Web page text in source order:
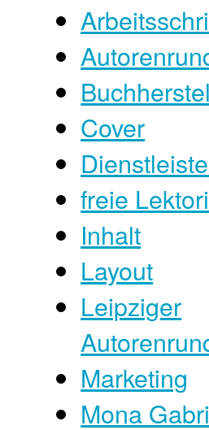
Cover
freie
Inhalt
Layout
Leipziger
Marketing
Mona